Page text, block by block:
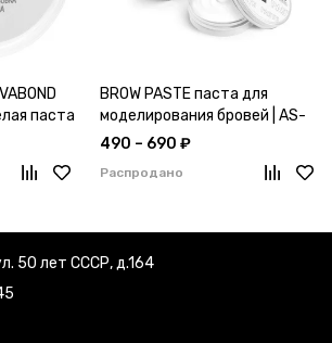
паста
BROW PASTE паста для
моделирования бровей | AS-
Company™
490 – 690 ₽
Распродано
50 лет СССР, д.164